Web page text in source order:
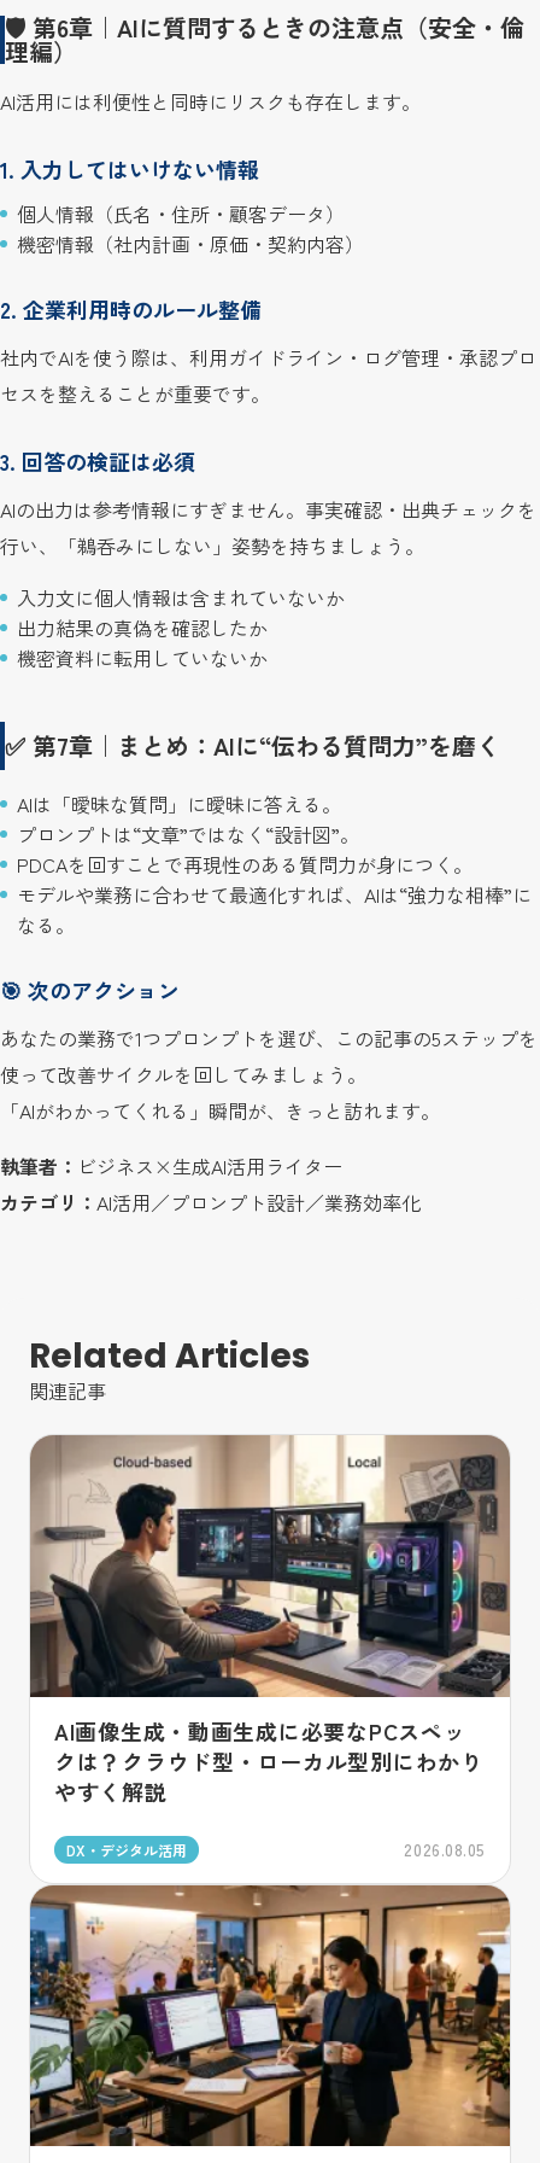
🛡️ 第6章｜AIに質問するときの注意点（安全・倫
理編）
AI活用には利便性と同時にリスクも存在します。
1. 入力してはいけない情報
個人情報（氏名・住所・顧客データ）
機密情報（社内計画・原価・契約内容）
2. 企業利用時のルール整備
社内でAIを使う際は、利用ガイドライン・ログ管理・承認プロ
セスを整えることが重要です。
3. 回答の検証は必須
AIの出力は参考情報にすぎません。事実確認・出典チェックを
行い、「鵜呑みにしない」姿勢を持ちましょう。
入力文に個人情報は含まれていないか
出力結果の真偽を確認したか
機密資料に転用していないか
✅ 第7章｜まとめ：AIに“伝わる質問力”を磨く
AIは「曖昧な質問」に曖昧に答える。
プロンプトは“文章”ではなく“設計図”。
PDCAを回すことで再現性のある質問力が身につく。
モデルや業務に合わせて最適化すれば、AIは“強力な相棒”に
なる。
🎯 次のアクション
あなたの業務で1つプロンプトを選び、この記事の5ステップを
使って改善サイクルを回してみましょう。
「AIがわかってくれる」瞬間が、きっと訪れます。
執筆者： ビジネス×生成AI活用ライター
カテゴリ： AI活用／プロンプト設計／業務効率化
Related Articles
関連記事
AI画像生成・動画生成に必要なPCスペッ
クは？クラウド型・ローカル型別にわかり
やすく解説
DX・デジタル活用 2026.08.05